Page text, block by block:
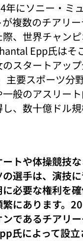
年にソニー・ミ
複数のチアリ
、世界チャン
Epp氏はそ
スタートアッ
主要スポーツ分
般のアスリー
、数十億ドル
トや体操競技
選手は、演技
必要な権利を
にあります。
であるチアリ
氏によって設立